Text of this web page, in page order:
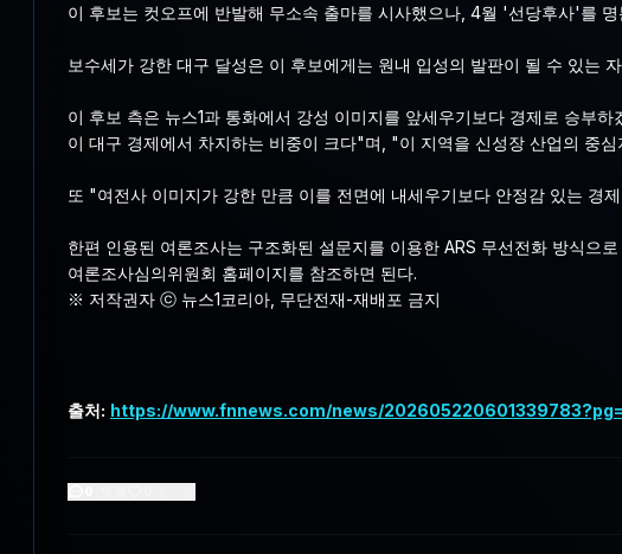
이 후보는 컷오프에 반발해 무소속 출마를 시사했으나, 4월 '선당후사'를
보수세가 강한 대구 달성은 이 후보에게는 원내 입성의 발판이 될 수 있는
이 후보 측은 뉴스1과 통화에서 강성 이미지를 앞세우기보다 경제로 승부
이 대구 경제에서 차지하는 비중이 크다"며, "이 지역을 신성장 산업의 중
또 "여전사 이미지가 강한 만큼 이를 전면에 내세우기보다 안정감 있는 경
한편 인용된 여론조사는 구조화된 설문지를 이용한 ARS 무선전화 방식으
여론조사심의위원회 홈페이지를 참조하면 된다.
※ 저작권자 ⓒ 뉴스1코리아, 무단전재-재배포 금지
출처: https://www.fnnews.com/news/